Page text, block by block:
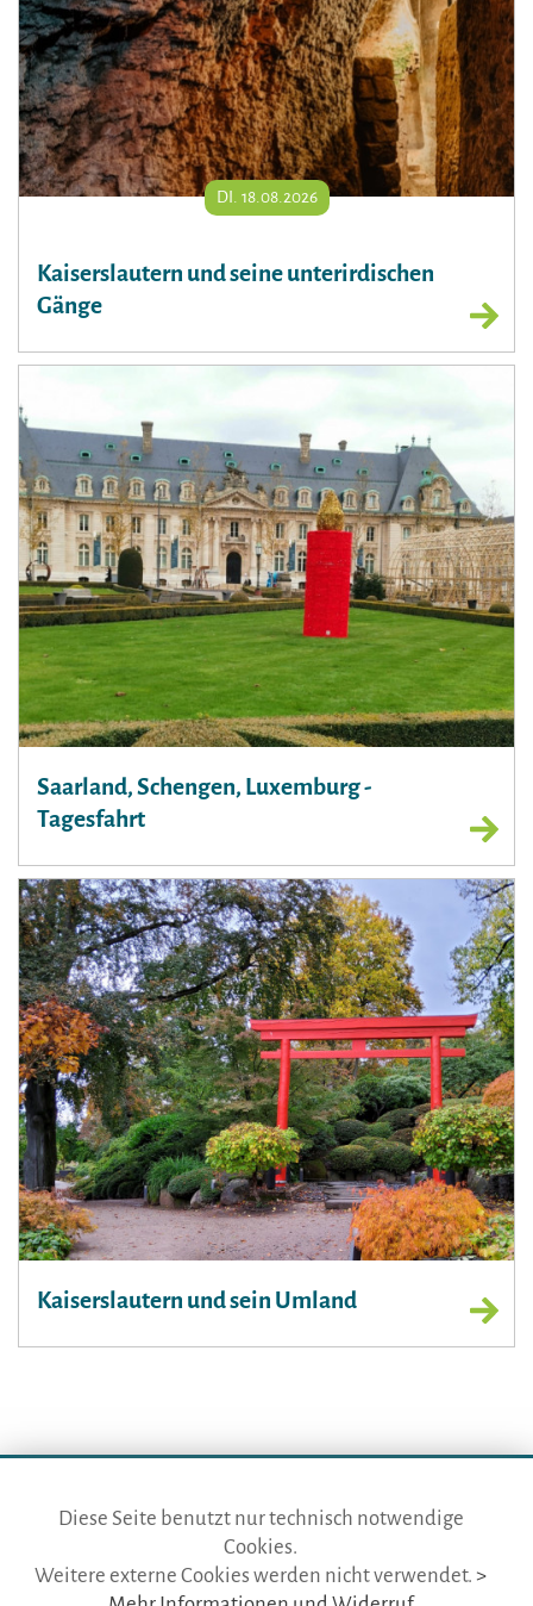
DI. 18.08.2026
Kaiserslautern und seine unterirdischen
Gänge
Saarland, Schengen, Luxemburg -
Tagesfahrt
Kaiserslautern und sein Umland
die gästeführer · vertr. durch BVGD · Gustav-Adolf-Str. 33 · D-90439
Diese Seite benutzt nur technisch notwendige
Cookies.
Weitere externe Cookies werden nicht verwendet. >